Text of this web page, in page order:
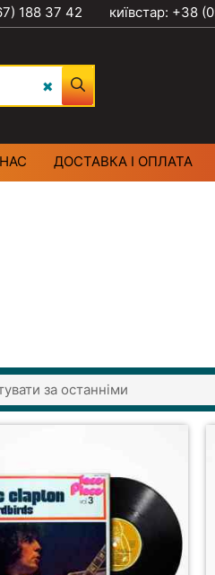
188 37 42 київстар: +38
ДОСТАВКА І ОПЛАТА